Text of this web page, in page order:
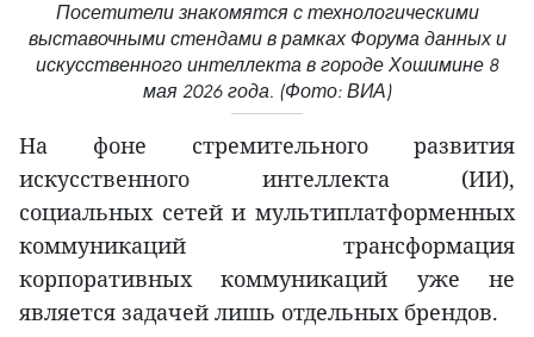
Посетители знакомятся с технологическими
выставочными стендами в рамках Форума данных и
искусственного интеллекта в городе Хошимине 8
мая 2026 года. (Фото: ВИА)
На фоне стремительного развития
искусственного интеллекта (ИИ),
социальных сетей и мультиплатформенных
коммуникаций трансформация
корпоративных коммуникаций уже не
является задачей лишь отдельных брендов.